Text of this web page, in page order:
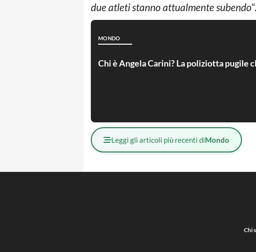
due atleti stanno attualmente subendo“.
MONDO
Chi è Angela Carini? La poliziotta pugile
Leggi gli articoli più recenti diMondo
Chi